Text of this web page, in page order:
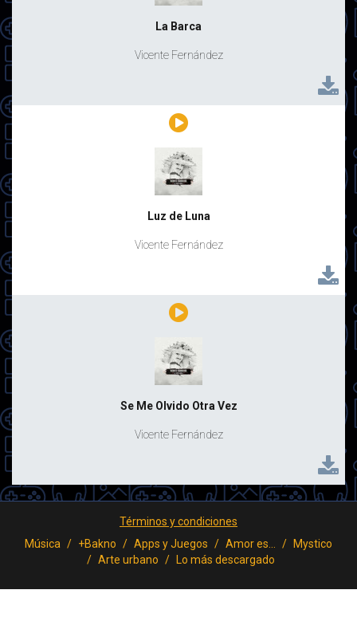
La Barca
Vicente Fernández
Luz de Luna
Vicente Fernández
Se Me Olvido Otra Vez
Vicente Fernández
Términos y condiciones
Música
+Bakno Apps y Juegos Amor es...
Mystico
Arte urbano
Lo más descargado